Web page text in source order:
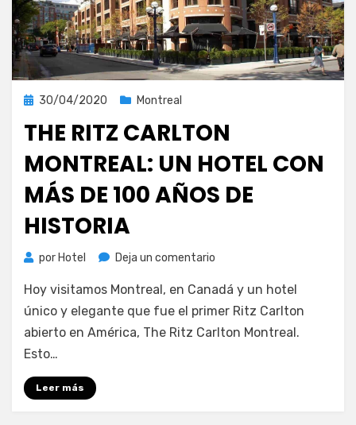
Publicada
30/04/2020 Montreal
THE RITZ CARLTON
MONTREAL: UN HOTEL CON
MÁS DE 100 AÑOS DE
HISTORIA
por Hotel Deja un comentario
Ritz
Carlton
Montreal:
Hoy visitamos Montreal, en Canadá y un hotel
único y elegante que fue el primer Ritz Carlton
abierto en América, The Ritz Carlton Montreal.
Esto…
Leer más